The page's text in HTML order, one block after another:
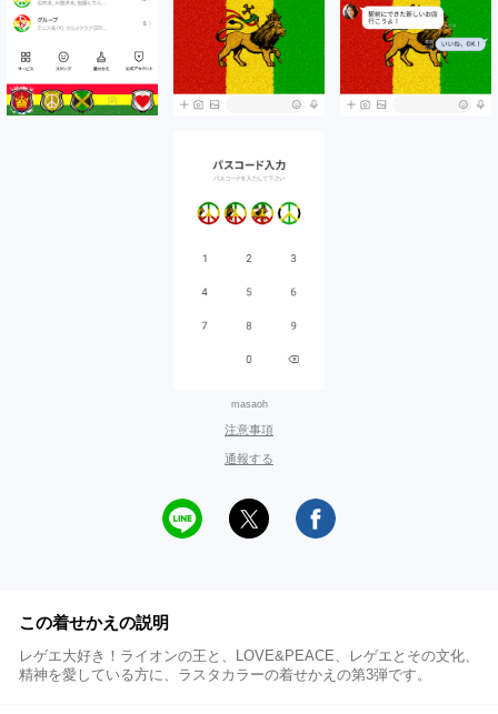
masaoh
注意事項
通報する
この着せかえの説明
レゲエ大好き！ライオンの王と、LOVE&PEACE、レゲエとその文化、
精神を愛している方に、ラスタカラーの着せかえの第3弾です。